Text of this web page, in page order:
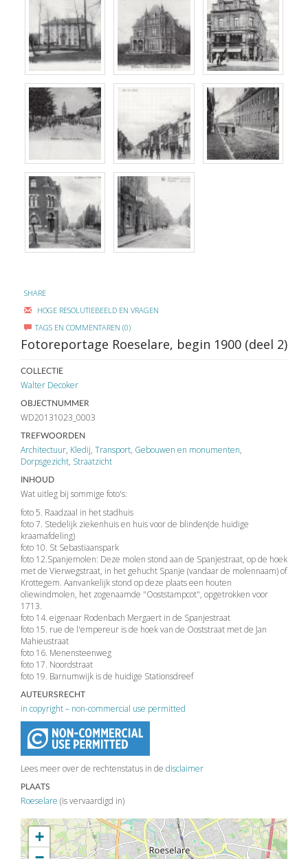
SHARE
HOGE RESOLUTIEBEELD EN VRAGEN
TAGS EN COMMENTAREN (0)
Fotoreportage Roeselare, begin 1900 (deel 2)
COLLECTIE
Walter Decoker
OBJECTNUMMER
WD20131023_0003
TREFWOORDEN
Architectuur, Kledij, Transport, Gebouwen en monumenten,
Dorpsgezicht, Straatzicht
INHOUD
Wat uitleg bij sommige foto's:
foto 5. Raadzaal in het stadhuis
foto 7. Stedelijk ziekenhuis en huis voor de blinden(de huidige
kraamafdeling)
foto 10. St Sebastiaanspark
foto 12.Spanjemolen: Deze molen stond aan de Spanjestraat, op de hoek
met de Vierwegstraat, in het gehucht Spanje (vandaar de molennaam) of
Krottegem. Aanvankelijk stond op deze plaats een houten
oliewindmolen, het zogenaamde "Ooststampcot", opgetrokken voor
1713.
foto 14. eigenaar Rodenbach Mergaert in de Spanjestraat
foto 15. rue de l'empereur is de hoek van de Ooststraat met de Jan
Mahieustraat
foto 16. Menensteenweg
foto 17. Noordstraat
foto 19. Barnumwijk is de huidige Stationsdreef
AUTEURSRECHT
in copyright – non-commercial use permitted
Lees meer over de rechtenstatus in de disclaimer
PLAATS
Roeselare (is vervaardigd in)
+